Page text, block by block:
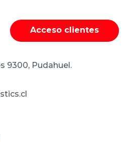
Acceso clientes
9300, Pudahuel.